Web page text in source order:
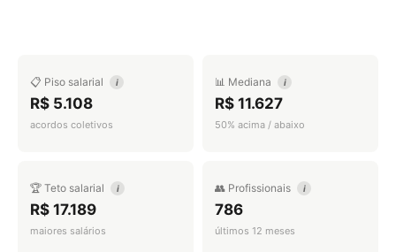
📋 Piso salarial i
R$ 5.108
acordos coletivos
📊 Mediana i
R$ 11.627
50% acima / abaixo
🏆 Teto salarial i
R$ 17.189
maiores salários
👥 Profissionais i
786
últimos 12 meses